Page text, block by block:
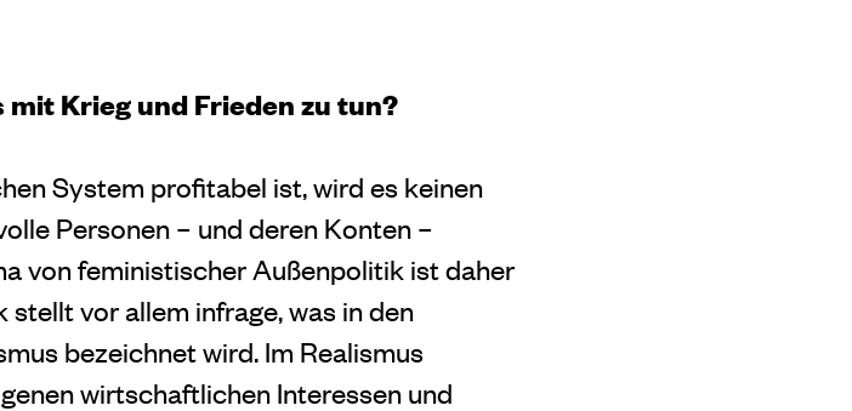
Krieg und Frieden zu tun?
System profitabel ist, wird es keinen
Personen – und deren Konten –
von feministischer Außenpolitik ist daher
vor allem infrage, was in den
bezeichnet wird. Im Realismus
wirtschaftlichen Interessen und